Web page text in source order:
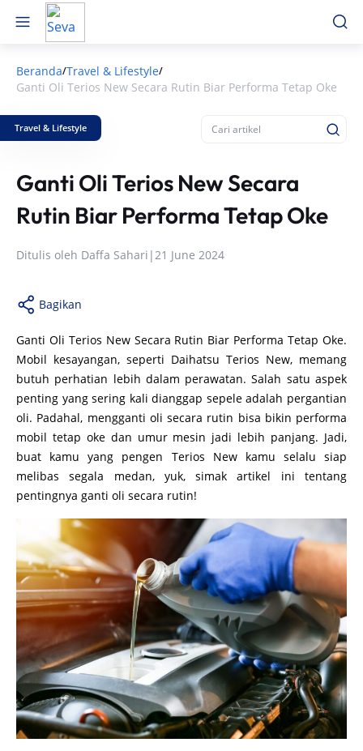
Beranda/Travel & Lifestyle/
Ganti Oli Terios New Secara Rutin Biar Performa Tetap Oke
Travel & Lifestyle
Ganti Oli Terios New Secara
Rutin Biar Performa Tetap Oke
Ditulis oleh Daffa Sahari |21 June 2024
Bagikan
Ganti Oli Terios New Secara Rutin Biar Performa Tetap Oke.
Mobil kesayangan, seperti Daihatsu Terios New, memang
butuh perhatian lebih dalam perawatan. Salah satu aspek
penting yang sering kali dianggap sepele adalah pergantian
oli. Padahal, mengganti oli secara rutin bisa bikin performa
mobil tetap oke dan umur mesin jadi lebih panjang. Jadi,
buat kamu yang pengen Terios New kamu selalu siap
melibas segala medan, yuk, simak artikel ini tentang
pentingnya ganti oli secara rutin!